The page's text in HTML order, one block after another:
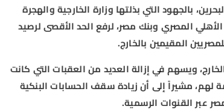
بالجهود التي بذلتها وزارة الخارجية والهجرة
المصري وبنك مصر، لرفع الحد الأقصى لرصيد
المقيمين بالخارج.
ويسهم في إزالة العديد من العقبات التي كانت
لهم، مشيراً إلى أن زيادة سقف الحسابات البنكية
عبر القنوات الرسمية.